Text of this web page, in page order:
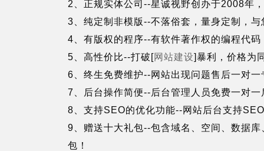
2、正规实体公司--星诚视野创办于2008年
3、纯定制非模版--不落俗套，量身定制，
4、有版权的程序--有软件著作权的编程代
5、高性价比--打破[网站建设]暴利，价格为
6、终生免费维护--网站出现问题售后一对
7、后台操作简便--后台管理人员免费一对
8、支持SEO的优化功能--网站后台支持
9、赠送十大礼包--包含域名、空间、数据
包！